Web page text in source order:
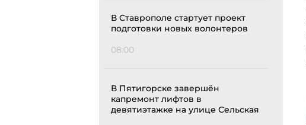
В Ставрополе стартует проект
подготовки новых волонтеров
08:00
В Пятигорске завершён
капремонт лифтов в
девятиэтажке на улице Сельская